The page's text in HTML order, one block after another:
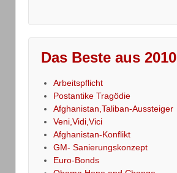
Das Beste aus 2010
Arbeitspflicht
Postantike Tragödie
Afghanistan,Taliban-Aussteiger
Veni,Vidi,Vici
Afghanistan-Konflikt
GM- Sanierungskonzept
Euro-Bonds